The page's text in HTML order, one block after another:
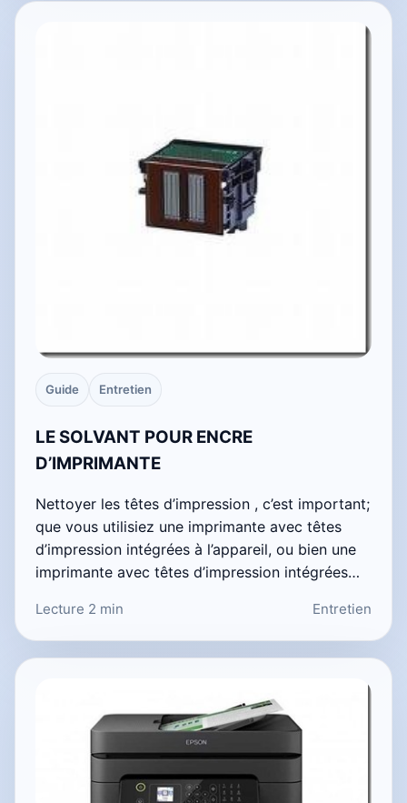
Guide Entretien
LE SOLVANT POUR ENCRE
D’IMPRIMANTE
Nettoyer les têtes d’impression , c’est important;
que vous utilisiez une imprimante avec têtes
d’impression intégrées à l’appareil, ou bien une
imprimante avec têtes d’impression intégrées…
Lecture 2 min Entretien